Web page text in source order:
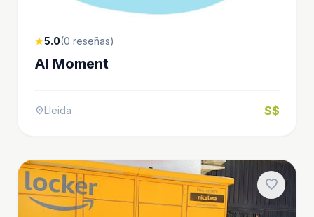
star5.0(0 reseñas)
Al Moment
location_onLleida $$
favorite